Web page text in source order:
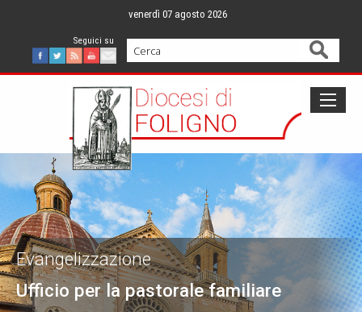
content
venerdì 07 agosto 2026
Facebook
Twitter
FeedYoutube
Mail
Cerca
Ufficio per la pastorale familiare
Evangelizzazione